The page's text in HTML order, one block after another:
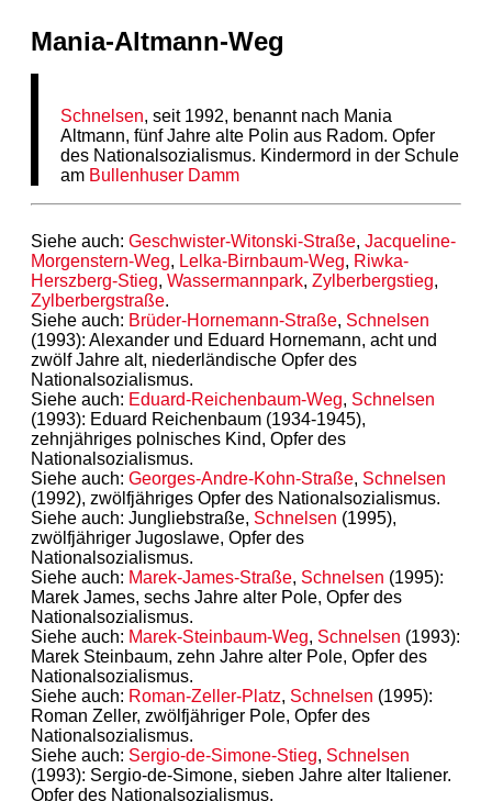
Mania-Altmann-Weg
Schnelsen, seit 1992, benannt nach Mania
Altmann, fünf Jahre alte Polin aus Radom. Opfer
des Nationalsozialismus. Kindermord in der Schule
am Bullenhuser Damm
Siehe auch: Geschwister-Witonski-Straße, Jacqueline-
Morgenstern-Weg, Lelka-Birnbaum-Weg, Riwka-
Herszberg-Stieg, Wassermannpark, Zylberbergstieg,
Zylberbergstraße.
Siehe auch: Brüder-Hornemann-Straße, Schnelsen
(1993): Alexander und Eduard Hornemann, acht und
zwölf Jahre alt, niederländische Opfer des
Nationalsozialismus.
Siehe auch: Eduard-Reichenbaum-Weg, Schnelsen
(1993): Eduard Reichenbaum (1934-1945),
zehnjähriges polnisches Kind, Opfer des
Nationalsozialismus.
Siehe auch: Georges-Andre-Kohn-Straße, Schnelsen
(1992), zwölfjähriges Opfer des Nationalsozialismus.
Siehe auch: Jungliebstraße, Schnelsen (1995),
zwölfjähriger Jugoslawe, Opfer des
Nationalsozialismus.
Siehe auch: Marek-James-Straße, Schnelsen (1995):
Marek James, sechs Jahre alter Pole, Opfer des
Nationalsozialismus.
Siehe auch: Marek-Steinbaum-Weg, Schnelsen (1993):
Marek Steinbaum, zehn Jahre alter Pole, Opfer des
Nationalsozialismus.
Siehe auch: Roman-Zeller-Platz, Schnelsen (1995):
Roman Zeller, zwölfjähriger Pole, Opfer des
Nationalsozialismus.
Siehe auch: Sergio-de-Simone-Stieg, Schnelsen
(1993): Sergio-de-Simone, sieben Jahre alter Italiener.
Opfer des Nationalsozialismus.